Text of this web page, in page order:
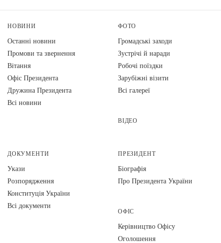
НОВИНИ
Останні новини
Промови та звернення
Вiтання
Офіс Президента
Дружина Президента
Всі новини
ФОТО
Громадські заходи
Зустрічі й наради
Робочі поїздки
Зарубіжні візити
Всі галереї
ВІДЕО
ДОКУМЕНТИ
Укази
Розпорядження
Конституція України
Всі документи
ПРЕЗИДЕНТ
Біографія
Про Президента України
ОФІС
Керівництво Офісу
Оголошення